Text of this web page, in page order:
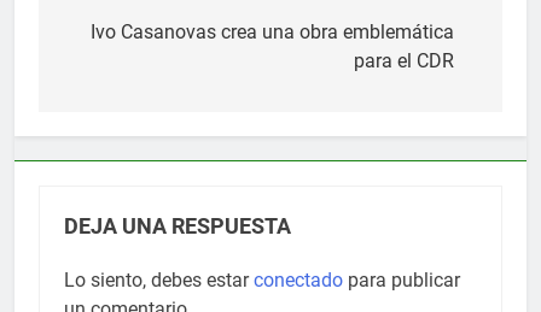
deIvo Casanovas crea una obra emblemática
para el CDR
DEJA UNA RESPUESTA
Lo siento, debes estarconectado para publicar